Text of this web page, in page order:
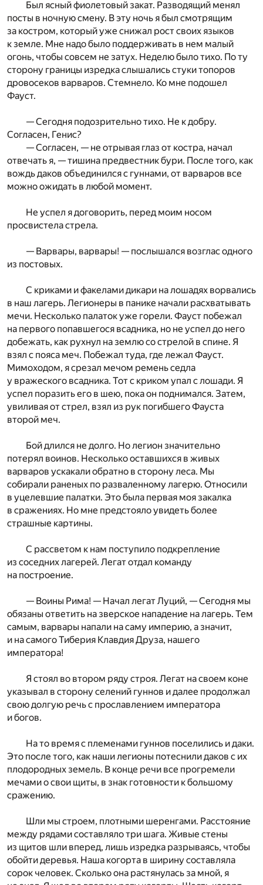
Был ясный фиолетовый закат. Разводящий менял
посты в ночную смену. В эту ночь я был смотрящим
за костром, который уже снижал рост своих языков
к земле. Мне надо было поддерживать в нем малый
огонь, чтобы совсем не затух. Неделю было тихо. По ту
сторону границы изредка слышались стуки топоров
дровосеков варваров. Стемнело. Ко мне подошел
Фауст.
— Сегодня подозрительно тихо. Не к добру.
Согласен, Генис?
— Согласен, — не отрывая глаз от костра, начал
отвечать я, — тишина предвестник бури. После того, как
вождь даков объединился с гуннами, от варваров все
можно ожидать в любой момент.
Не успел я договорить, перед моим носом
просвистела стрела.
— Варвары, варвары! — послышался возглас одного
из постовых.
С криками и факелами дикари на лошадях ворвались
в наш лагерь. Легионеры в панике начали расхватывать
мечи. Несколько палаток уже горели. Фауст побежал
на первого попавшегося всадника, но не успел до него
добежать, как рухнул на землю со стрелой в спине. Я
взял с пояса меч. Побежал туда, где лежал Фауст.
Мимоходом, я срезал мечом ремень седла
у вражеского всадника. Тот с криком упал с лошади. Я
успел поразить его в шею, пока он поднимался. Затем,
увиливая от стрел, взял из рук погибшего Фауста
второй меч.
Бой длился не долго. Но легион значительно
потерял воинов. Несколько оставшихся в живых
варваров ускакали обратно в сторону леса. Мы
собирали раненых по разваленному лагерю. Относили
в уцелевшие палатки. Это была первая моя закалка
в сражениях. Но мне предстояло увидеть более
страшные картины.
С рассветом к нам поступило подкрепление
из соседних лагерей. Легат отдал команду
на построение.
— Воины Рима! — Начал легат Луций, — Сегодня мы
обязаны ответить на зверское нападение на лагерь. Тем
самым, варвары напали на саму империю, а значит,
и на самого Тиберия Клавдия Друза, нашего
императора!
Я стоял во втором ряду строя. Легат на своем коне
указывал в сторону селений гуннов и далее продолжал
свою долгую речь с прославлением императора
и богов.
На то время с племенами гуннов поселились и даки.
Это после того, как наши легионы потеснили даков с их
плодородных земель. В конце речи все прогремели
мечами о свои щиты, в знак готовности к большому
сражению.
Шли мы строем, плотными шеренгами. Расстояние
между рядами составляло три шага. Живые стены
из щитов шли вперед, лишь изредка разрываясь, чтобы
обойти деревья. Наша когорта в ширину составляла
сорок человек. Сколько она растянулась за мной, я